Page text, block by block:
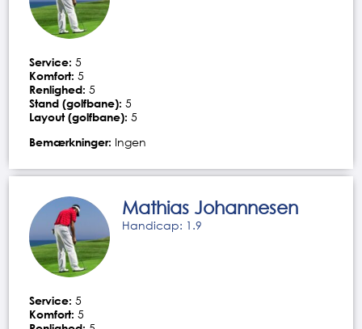
Service: 5
Komfort: 5
Renlighed: 5
Stand (golfbane): 5
Layout (golfbane): 5
Bemærkninger: Ingen
Mathias Johannesen
Handicap: 1.9
Service: 5
Komfort: 5